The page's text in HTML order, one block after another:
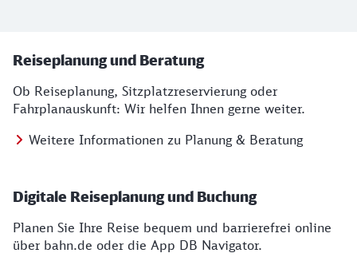
Wichtige Informationen gebündelt für Sie!
Reiseplanung und Beratung
Ob Reiseplanung, Sitzplatz­reservierung oder
Fahrplanauskunft: Wir helfen Ihnen gerne weiter.
Weitere Informationen zu Planung & Beratung
Digitale Reiseplanung und Buchung
Planen Sie Ihre Reise bequem und barrierefrei online
über bahn.de oder die App DB Navigator.